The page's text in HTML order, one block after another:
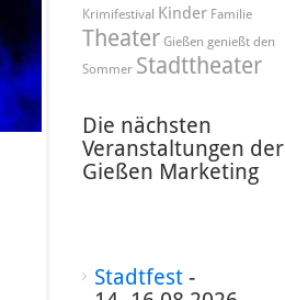
Krimifestival Kinder Familie
Theater Gießen genießt den
Sommer Stadttheater
Die nächsten
Veranstaltungen der
Gießen Marketing
Stadtfest-